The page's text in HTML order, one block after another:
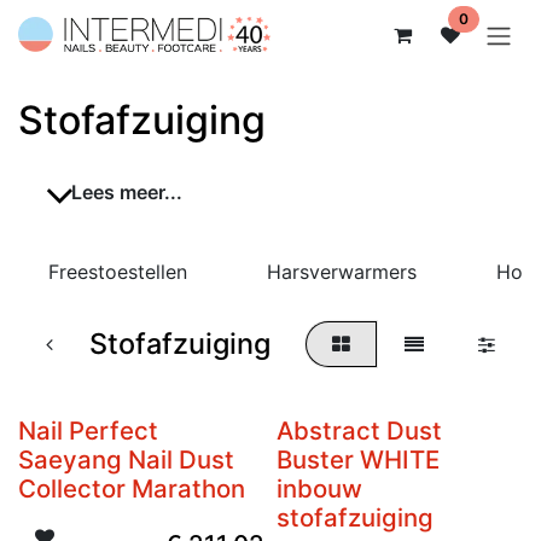
Overslaan naar inhoud 0
Stofafzuiging
Lees meer...
Freestoestellen Harsverwarmers
Stofafzuiging
Nail Perfect
Saeyang Nail Dust
Collector Marathon
Niet op voorraad
Abstract Dust
Buster WHITE
inbouw
stofafzuiging